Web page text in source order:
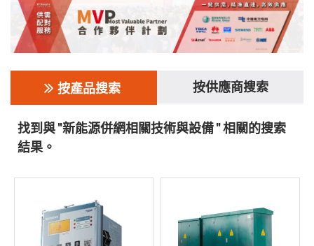
按產品搜索 按供應商搜索
找到與 "新能源併網相關技術與設備 " 相關的搜索
結果。